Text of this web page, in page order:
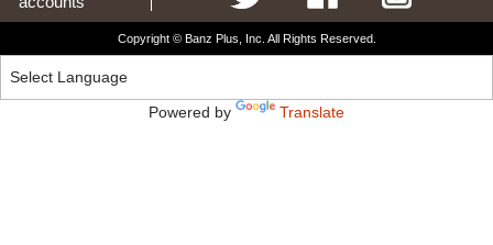
Copyright © Banz Plus, Inc. All Rights Reserved.
Powered by Translate